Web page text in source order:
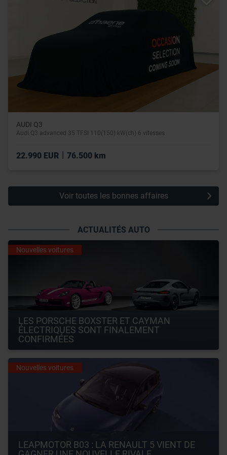
utilisation de leurs services.
AUDI Q3
Audi Q3 advanced 35 TFSI 110(150) kW(ch) 6 vitesses
22.990 EUR 76.500 km
Voir toutes les bonnes affaires
ACTUALITÉS AUTO
Nouvelles voitures
LES PORSCHE BOXSTER ET CAYMAN
ÉLECTRIQUES SONT FINALEMENT
CONFIRMÉES
Nouvelles voitures
LEAPMOTOR B03 : LA RENAULT 5 VIENT DE